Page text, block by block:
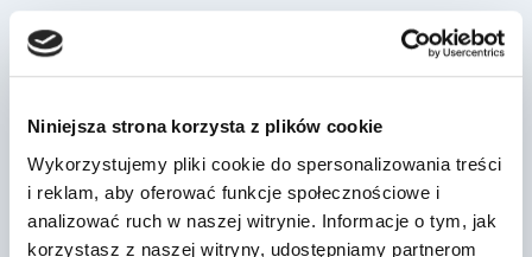
Niniejsza strona korzysta z plików cookie
Wykorzystujemy pliki cookie do spersonalizowania treści
i reklam, aby oferować funkcje społecznościowe i
analizować ruch w naszej witrynie. Informacje o tym, jak
korzystasz z naszej witryny, udostępniamy partnerom
Podobne wpisy
Dr Prawko odpowiada: Kierujesz
pojazdem z instalacją gazową LPG.
Czy wi…